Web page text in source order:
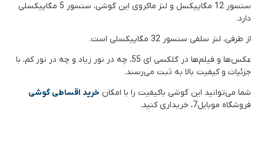
سنسور 12 مگاپیکسل و لنز ماکروی این گوشی، سنسور 5 مگاپیکسلی
دارد.
از طرفی، لنز سلفی سنسور 32 مگاپیکسلی است.
عکس‌ها و فیلم‌ها در گلکسی ای 55، چه در نور زیاد و چه در نور کم، با
جزئیات و کیفیت بالا به ثبت می‌رسند.
شما می‌توانید این گوشی باکیفیت را با امکان خرید اقساطی گوشی
فروشگاه موبایل7، خریداری کنید.